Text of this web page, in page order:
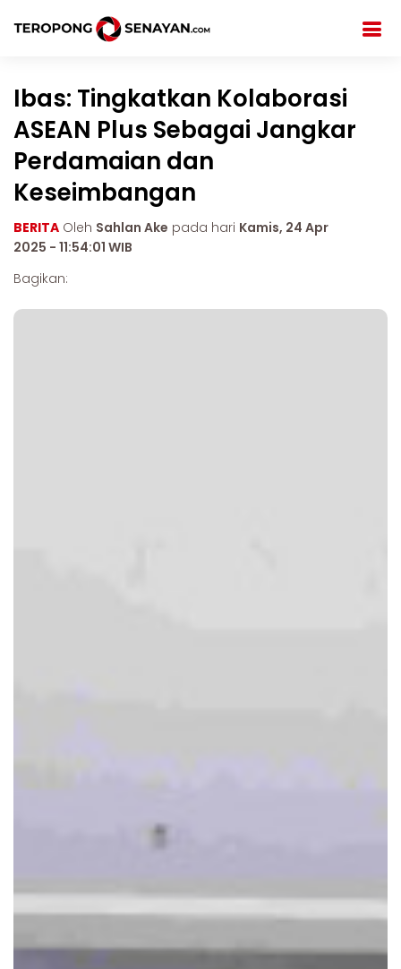
Ibas: Tingkatkan Kolaborasi
ASEAN Plus Sebagai Jangkar
Perdamaian dan
Keseimbangan
BERITA Oleh Sahlan Ake pada hari Kamis, 24 Apr
2025 - 11:54:01 WIB
Bagikan: